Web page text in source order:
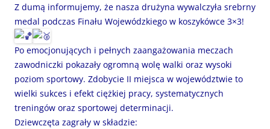
Z dumą informujemy, że nasza drużyna wywalczyła srebrny
medal podczas Finału Wojewódzkiego w koszykówce 3×3!
Po emocjonujących i pełnych zaangażowania meczach
zawodniczki pokazały ogromną wolę walki oraz wysoki
poziom sportowy. Zdobycie II miejsca w województwie to
wielki sukces i efekt ciężkiej pracy, systematycznych
treningów oraz sportowej determinacji.
Dziewczęta zagrały w składzie: